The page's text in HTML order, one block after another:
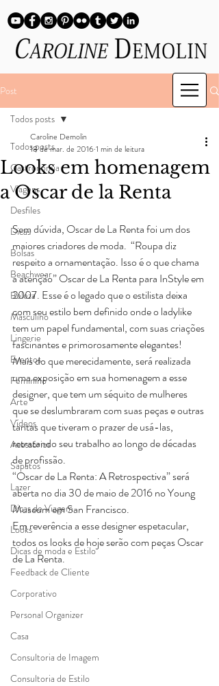
Post
Todos posts
Gastronomia
Viagens
Desfiles
Dicas
Bolsas
Beachwear
Beleza
Masculino
Lingerie
Eventos
Feminino
Arte
Vídeos
Acessórios
Sapatos
Lazer
Dicas de Viagem
Looks
Dicas de moda e Estilo
Feedback de Cliente
Corporativo
Personal Organizer
Casa
Consultoria de Imagem
Consultoria de Estilo
Todos posts
Looks em homenagem
a Oscar de la Renta
Caroline Demolin
18 de mar. de 20161 min de leitura
Sem dúvida, Oscar de La Renta foi um dos
maiores criadores de moda.  “Roupa diz
respeito a ornamentação. Isso é o que chama
a atenção” Oscar de La Renta para InStyle em
2007. Esse é o legado que o estilista deixa
com seu estilo bem definido onde o ladylike
tem um papel fundamental, com suas criações
fascinantes e primorosamente elegantes!
Mais do que merecidamente, será realizada
uma exposição em sua homenagem a esse
designer, que tem um séquito de mulheres
que se deslumbraram com suas peças e outras
tantas que tiveram o prazer de usá-las,
retratando seu trabalho ao longo de décadas
de profissão.
“Oscar de La Renta: A Retrospectiva” será
aberta no dia 30 de maio de 2016 no Young
Museum em San Francisco.
Em reverência a esse designer espetacular,
todos os looks de hoje serão com peças Oscar
de La Renta.